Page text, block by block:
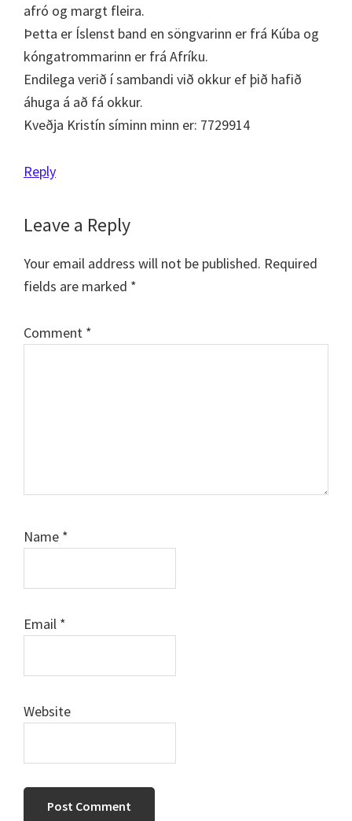
afró og margt fleira.
Þetta er Íslenst band en söngvarinn er frá Kúba og
kóngatrommarinn er frá Afríku.
Endilega verið í sambandi við okkur ef þið hafið
áhuga á að fá okkur.
Kveðja Kristín síminn minn er: 7729914
Reply
Leave a Reply
Your email address will not be published. Required
fields are marked *
Comment *
Name *
Email *
Website